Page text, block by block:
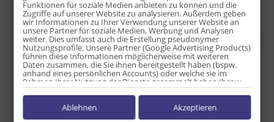
Beschreibung
Nährwertangaben je 100 g:
Funktionen für soziale Medien anbieten zu können und die
Zugriffe auf unserer Website zu analysieren. Außerdem geben
wir Informationen zu Ihrer Verwendung unserer Website an
unsere Partner für soziale Medien, Werbung und Analysen
weiter. Dies umfasst auch die Erstellung pseudonymer
Nutzungsprofile. Unsere Partner (Google Advertising Products)
führen diese Informationen möglicherweise mit weiteren
Daten zusammen, die Sie ihnen bereitgestellt haben (bspw.
anhand eines persönlichen Accounts) oder welche sie im
Rahmen Ihrer Nutzung der Dienste gesammelt haben (bspw.
Nutzungsdaten anderer Geräte). Ihre Einwilligung zur Nutzung
von Cookies und Pixeln können Sie jederzeit widerrufen,
indem Sie auf den Datenschutz-Button links unten klicken und
dort die entsprechenden Anpassungen vornehmen.
Ablehnen Akzeptieren